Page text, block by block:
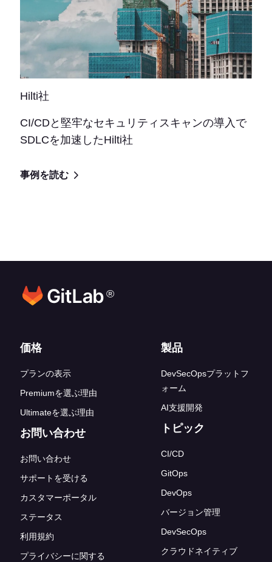
Hilti社
CI/CDと堅牢なセキュリティスキャンの導入で
SDLCを加速したHilti社
事例を読む
®
フッターリンク
価格
プランの表示
Premiumを選ぶ理由
Ultimateを選ぶ理由
お問い合わせ
お問い合わせ
サポートを受ける
カスタマーポータル
ステータス
利用規約
プライバシーに関する
製品
DevSecOpsプラットフ
ォーム
AI支援開発
トピック
CI/CD
GitOps
DevOps
バージョン管理
DevSecOps
クラウドネイティブ